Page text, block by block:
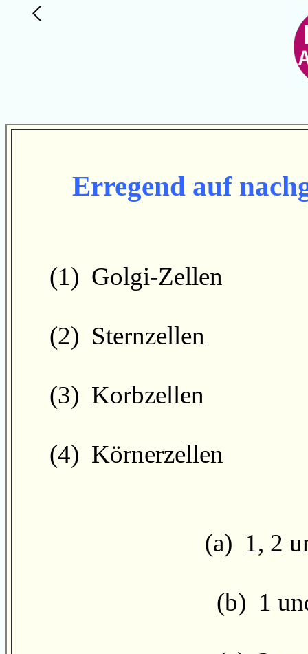
Erregendauf
(1) Golgi-Zellen
(2) Sternzellen
(3) Korbzellen
(4) Körnerzellen
(a) 1, 2
(b) 1